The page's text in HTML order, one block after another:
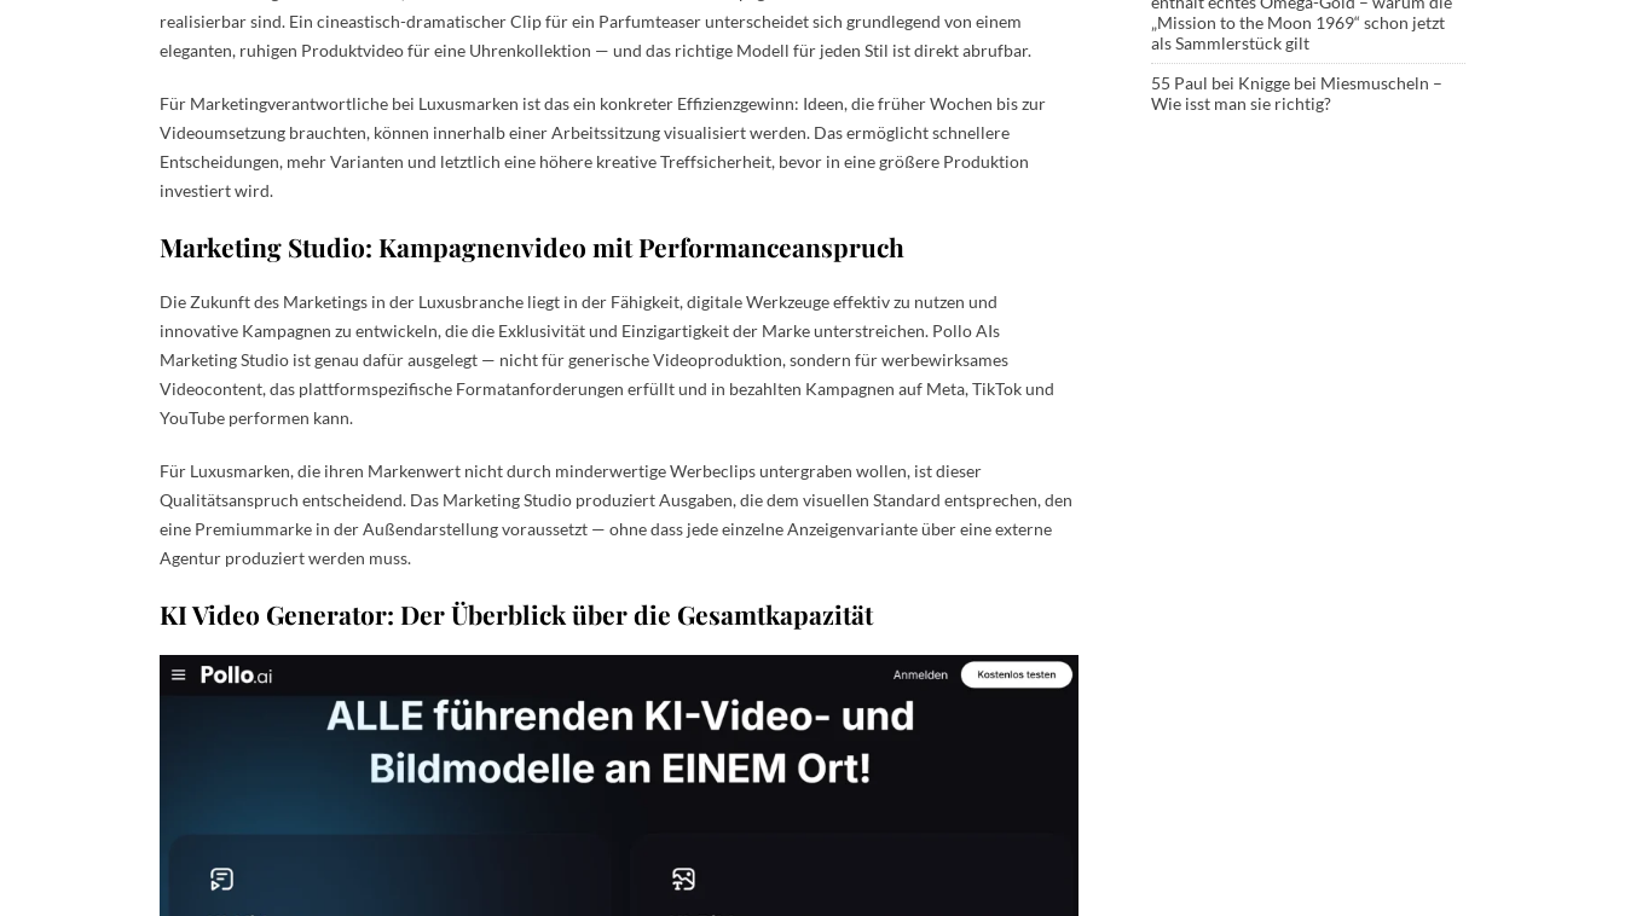
realisierbar sind. Ein cineastisch-dramatischer Clip für ein Parfumteaser unterscheidet sich grundlegend von einem
eleganten, ruhigen Produktvideo für eine Uhrenkollektion — und das richtige Modell für jeden Stil ist direkt abrufbar.
Für Marketingverantwortliche bei Luxusmarken ist das ein konkreter Effizienzgewinn: Ideen, die früher Wochen bis zur
Videoumsetzung brauchten, können innerhalb einer Arbeitssitzung visualisiert werden. Das ermöglicht schnellere
Entscheidungen, mehr Varianten und letztlich eine höhere kreative Treffsicherheit, bevor in eine größere Produktion
investiert wird.
Marketing Studio: Kampagnenvideo mit Performanceanspruch
Die Zukunft des Marketings in der Luxusbranche liegt in der Fähigkeit, digitale Werkzeuge effektiv zu nutzen und
innovative Kampagnen zu entwickeln, die die Exklusivität und Einzigartigkeit der Marke unterstreichen. Pollo AIs
Marketing Studio ist genau dafür ausgelegt — nicht für generische Videoproduktion, sondern für werbewirksames
Videocontent, das plattformspezifische Formatanforderungen erfüllt und in bezahlten Kampagnen auf Meta, TikTok und
YouTube performen kann.
Für Luxusmarken, die ihren Markenwert nicht durch minderwertige Werbeclips untergraben wollen, ist dieser
Qualitätsanspruch entscheidend. Das Marketing Studio produziert Ausgaben, die dem visuellen Standard entsprechen, den
eine Premiummarke in der Außendarstellung voraussetzt — ohne dass jede einzelne Anzeigenvariante über eine externe
Agentur produziert werden muss.
KI Video Generator: Der Überblick über die Gesamtkapazität
„Mission to the Moon 1969“ schon jetzt
als Sammlerstück gilt
55 Paul bei Knigge bei Miesmuscheln –
Wie isst man sie richtig?